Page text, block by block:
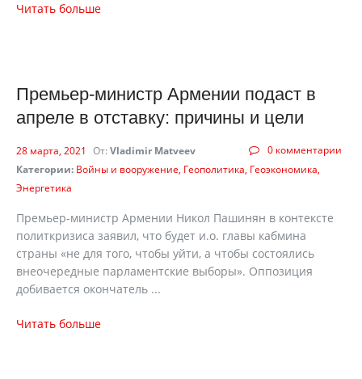
Читать больше
Премьер-министр Армении подаст в
апреле в отставку: причины и цели
0 комментарии
28 марта, 2021 От: Vladimir Matveev
Категории: Войны и вооружение Геополитика Геоэкономика
Энергетика
Премьер-министр Армении Никол Пашинян в контексте
политкризиса заявил, что будет и.о. главы кабмина
страны «не для того, чтобы уйти, а чтобы состоялись
внеочередные парламентские выборы». Оппозиция
добивается окончатель ...
Читать больше